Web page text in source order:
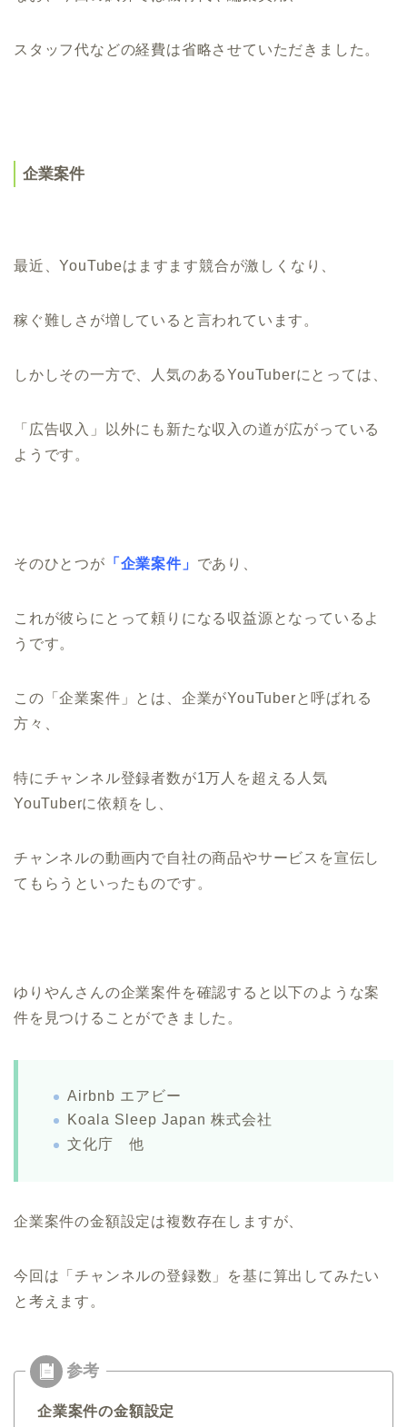
スタッフ代などの経費は省略させていただきました。
企業案件
最近、YouTubeはますます競合が激しくなり、
稼ぐ難しさが増していると言われています。
しかしその一方で、人気のあるYouTuberにとっては、
「広告収入」以外にも新たな収入の道が広がっている
ようです。
そのひとつが 「企業案件」 であり、
これが彼らにとって頼りになる収益源となっているよ
うです。
この「企業案件」とは、企業がYouTuberと呼ばれる
方々、
特にチャンネル登録者数が1万人を超える人気
YouTuberに依頼をし、
チャンネルの動画内で自社の商品やサービスを宣伝し
てもらうといったものです。
ゆりやんさんの企業案件を確認すると以下のような案
件を見つけることができました。
Airbnb エアビー
Koala Sleep Japan 株式会社
文化庁 他
企業案件の金額設定は複数存在しますが、
今回は「チャンネルの登録数」を基に算出してみたい
と考えます。
企業案件の金額設定